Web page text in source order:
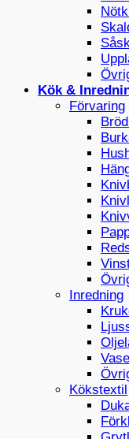
Kök &
Förvaring
Inredning
Kökstextil